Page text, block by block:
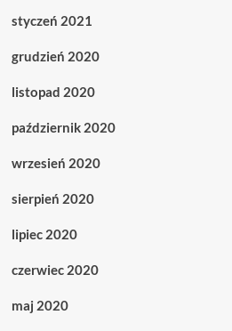
styczeń 2021
grudzień 2020
listopad 2020
październik 2020
wrzesień 2020
sierpień 2020
lipiec 2020
czerwiec 2020
maj 2020